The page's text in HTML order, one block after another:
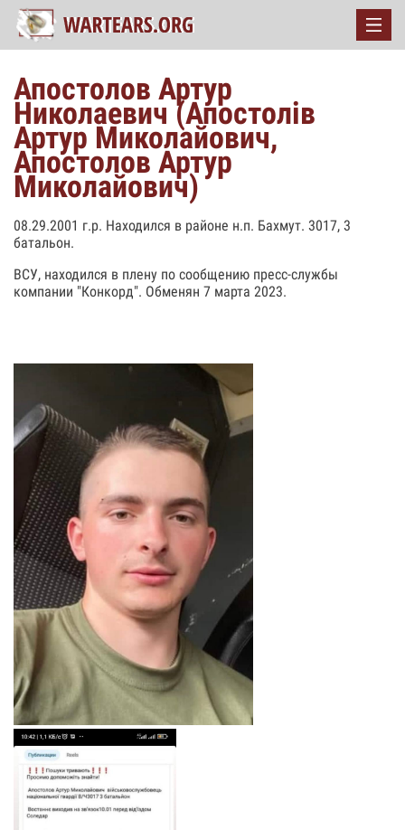
Апостолов Артур
Николаевич (Апостолів
Артур Миколайович,
Апостолов Артур
Миколайович)
08.29.2001 г.р. Находился в районе н.п. Бахмут. 3017, 3
батальон.
ВСУ, находился в плену по сообщению пресс-службы
компании "Конкорд". Обменян 7 марта 2023.